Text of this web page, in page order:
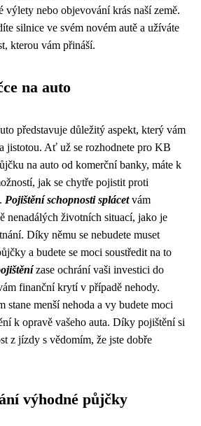
výlety nebo objevování krás naší země.
silnice ve svém novém autě a užíváte
kterou vám přináší.
na auto
představuje důležitý aspekt, který vám
jistotou. Ať už se rozhodnete pro KB
na auto od komerční banky, máte k
jak se chytře pojistit proti
Pojištění schopnosti splácetvám
nenadálých životních situací, jako je
Díky němu se nebudete muset
a budete se moci soustředit na to
zase ochrání vaši investici do
finanční krytí v případě nehody.
stane menší nehoda a vy budete moci
k opravě vašeho auta. Díky pojištění si
z jízdy s vědomím, že jste dobře
výhodné půjčky